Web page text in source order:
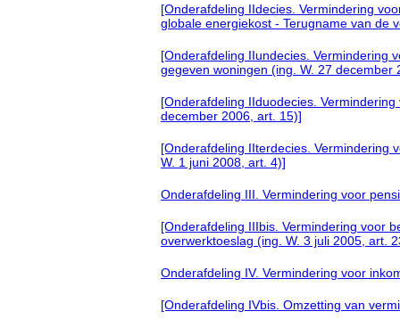
[Onderafdeling IIdecies. Vermindering
globale energiekost - Terugname van de
[Onderafdeling IIundecies. Vermindering
gegeven woningen (ing. W. 27 december
[Onderafdeling IIduodecies.
december 2006, art. 15)]
[Onderafdeling IIterdecies. Vermindering
W. 1 juni 2008, art. 4)]
Onderafdeling III. Vermindering voor
[Onderafdeling IIIbis. Vermindering voor
overwerktoeslag (ing. W. 3 juli 2005, art.
Onderafdeling IV. Vermindering voor
[Onderafdeling IVbis. Omzetting van